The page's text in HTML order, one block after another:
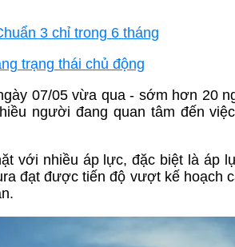
3 chỉ trong 6 tháng
trạng thái chủ động
07/05 vừa qua - sớm hơn 20
người đang quan tâm đến
với nhiều áp lực, đặc biệt là áp
đạt được tiến độ vượt kế hoạch